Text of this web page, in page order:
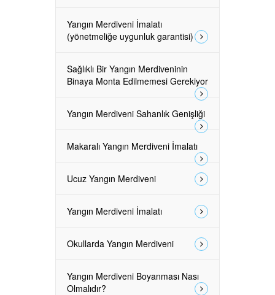
Yangın Merdiveni İmalatı
(yönetmeliğe uygunluk garantisi)
Sağlıklı Bir Yangın Merdiveninin
Binaya Monta Edilmemesi Gerekiyor
Yangın Merdiveni Sahanlık Genişliği
Makaralı Yangın Merdiveni İmalatı
Ucuz Yangın Merdiveni
Yangın Merdiveni İmalatı
Okullarda Yangın Merdiveni
Yangın Merdiveni Boyanması Nası
Olmalıdır?